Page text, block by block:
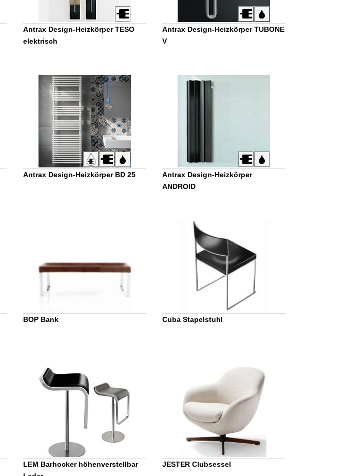
Antrax Design-Heizkörper TESO
elektrisch
Antrax Design-Heizkörper TUBONE
V
Antrax Design-Heizkörper BD 25
Antrax Design-Heizkörper
ANDROID
BOP Bank Cuba Stapelstuhl
LEM Barhocker höhenverstellbar
JESTER Clubsessel